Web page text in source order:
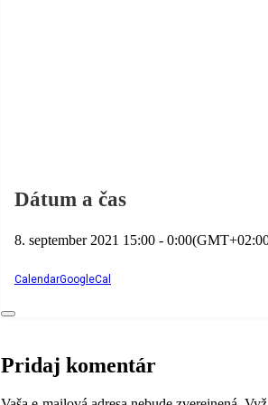
Dátum a čas
8. september 2021 15:00 - 0:00
CalendarGoogleCal
Pridaj komentár